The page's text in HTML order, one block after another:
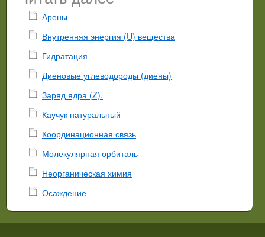
Арены
Внутренняя энергия (U) вещества
Гидратация
Диеновые углеводороды (диены)
Заряд ядра (Z).
Каучук натуральный
Координационная связь
Молекулярная орбиталь
Неорганическая химия
Осаждение